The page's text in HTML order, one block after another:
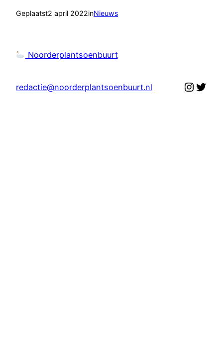
Geplaatst2 april 2022inNieuws
Noorderplantsoenbuurt
redactie@noorderplantsoenbuurt.nl